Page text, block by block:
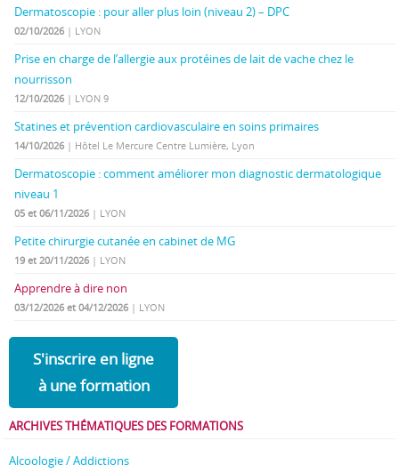
Dermatoscopie : pour aller plus loin (niveau 2) – DPC
02/10/2026 | LYON
Prise en charge de l’allergie aux protéines de lait de vache chez le
nourrisson
12/10/2026 | LYON 9
Statines et prévention cardiovasculaire en soins primaires
14/10/2026 | Hôtel Le Mercure Centre Lumière, Lyon
Dermatoscopie : comment améliorer mon diagnostic dermatologique
niveau 1
05 et 06/11/2026 | LYON
Petite chirurgie cutanée en cabinet de MG
19 et 20/11/2026 | LYON
Apprendre à dire non
03/12/2026 et 04/12/2026 | LYON
S'inscrire en ligne
à une formation
ARCHIVES THÉMATIQUES DES FORMATIONS
Alcoologie / Addictions